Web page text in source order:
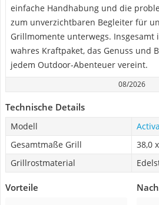
einfache Handhabung und die
zum unverzichtbaren Begleiter für
Grillmomente unterwegs. Insgesamt
wahres Kraftpaket, das Genuss und
jedem Outdoor-Abenteuer vereint.
08/2026
Technische Details
Modell
Gesamtmaße Grill
38,0
Grillrostmaterial
Vorteile